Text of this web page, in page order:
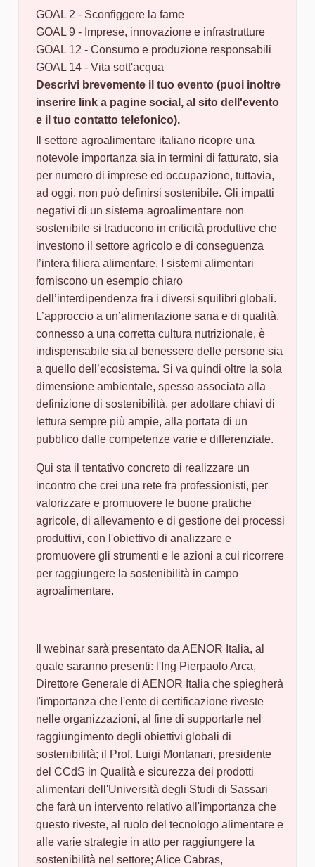
GOAL 2 - Sconfiggere la fame
GOAL 9 - Imprese, innovazione e infrastrutture
GOAL 12 - Consumo e produzione responsabili
GOAL 14 - Vita sott'acqua
Descrivi brevemente il tuo evento (puoi inoltre
inserire link a pagine social, al sito dell'evento
e il tuo contatto telefonico).
Il settore agroalimentare italiano ricopre una
notevole importanza sia in termini di fatturato, sia
per numero di imprese ed occupazione, tuttavia,
ad oggi, non può definirsi sostenibile. Gli impatti
negativi di un sistema agroalimentare non
sostenibile si traducono in criticità produttive che
investono il settore agricolo e di conseguenza
l’intera filiera alimentare. I sistemi alimentari
forniscono un esempio chiaro
dell’interdipendenza fra i diversi squilibri globali.
L’approccio a un’alimentazione sana e di qualità,
connesso a una corretta cultura nutrizionale, è
indispensabile sia al benessere delle persone sia
a quello dell’ecosistema. Si va quindi oltre la sola
dimensione ambientale, spesso associata alla
definizione di sostenibilità, per adottare chiavi di
lettura sempre più ampie, alla portata di un
pubblico dalle competenze varie e differenziate.
Qui sta il tentativo concreto di realizzare un
incontro che crei una rete fra professionisti, per
valorizzare e promuovere le buone pratiche
agricole, di allevamento e di gestione dei processi
produttivi, con l'obiettivo di analizzare e
promuovere gli strumenti e le azioni a cui ricorrere
per raggiungere la sostenibilità in campo
agroalimentare.
Il webinar sarà presentato da AENOR Italia, al
quale saranno presenti: l'Ing Pierpaolo Arca,
Direttore Generale di AENOR Italia che spiegherà
l'importanza che l'ente di certificazione riveste
nelle organizzazioni, al fine di supportarle nel
raggiungimento degli obiettivi globali di
sostenibilità; il Prof. Luigi Montanari, presidente
del CCdS in Qualità e sicurezza dei prodotti
alimentari dell'Università degli Studi di Sassari
che farà un intervento relativo all'importanza che
questo riveste, al ruolo del tecnologo alimentare e
alle varie strategie in atto per raggiungere la
sostenibilità nel settore; Alice Cabras,